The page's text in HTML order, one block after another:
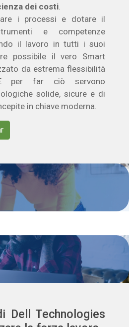
dei costi.
i processi e dotare il
e competenze
il lavoro in tutti i suoi
possibile il vero Smart
da estrema flessibilità
per far ciò servono
solide, sicure e di
in chiave moderna.
Dell Technologies